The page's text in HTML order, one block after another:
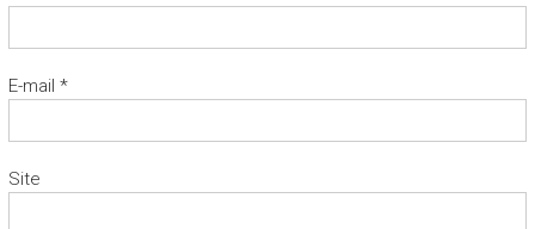
E-mail *
Site